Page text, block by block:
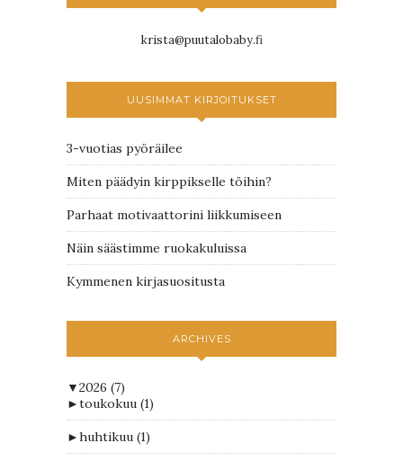
krista@puutalobaby.fi
UUSIMMAT KIRJOITUKSET
3-vuotias pyöräilee
Miten päädyin kirppikselle töihin?
Parhaat motivaattorini liikkumiseen
Näin säästimme ruokakuluissa
Kymmenen kirjasuositusta
ARCHIVES
▼2026 (7)
►toukokuu (1)
►huhtikuu (1)